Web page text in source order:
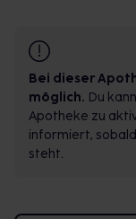
Bei dieser
möglich. Du
Apotheke zu
informiert,
steht.